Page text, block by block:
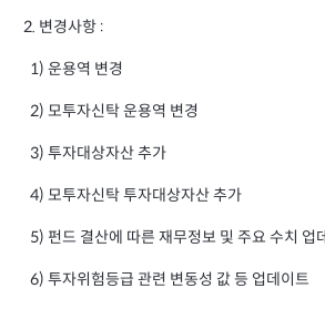
2. 변경사항 :
1) 운용역 변경
2) 모투자신탁 운용역 변경
3) 투자대상자산 추가
4) 모투자신탁 투자대상자산 추가
5) 펀드 결산에 따른 재무정보 및 주요 수치 업
6) 투자위험등급 관련 변동성 값 등 업데이트